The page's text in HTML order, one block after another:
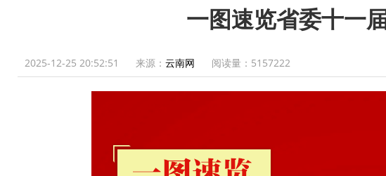
一图速览省委十一
2025-12-25 20:52:51 来源： 云南网 阅读量： 5157222